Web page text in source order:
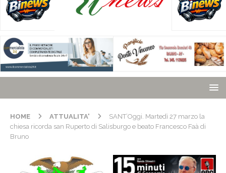
HOME ATTUALITA'
SANT’Oggi. Martedì 27 marzo la
chiesa ricorda san Ruperto di Salisburgo e beato Francesco Faà di
Bruno